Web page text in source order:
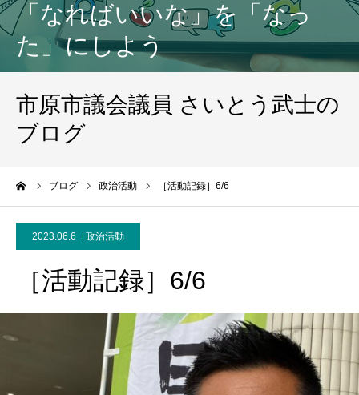
「なればいいな」を「なっ
た」にしよう
市原市議会議員 さいとう武士の
ブログ
ブログ 政治活動 ［活動記録］6/6
2023.06.6 政治活動
［活動記録］6/6